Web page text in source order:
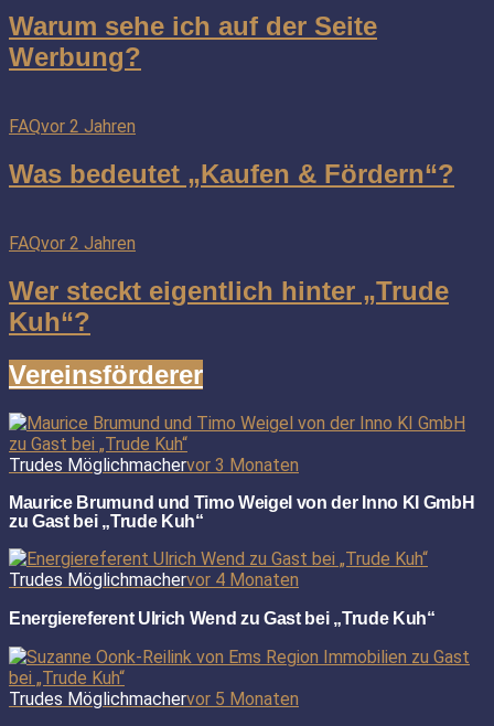
Warum sehe ich auf der Seite
Werbung?
FAQvor 2 Jahren
Was bedeutet „Kaufen & Fördern“?
FAQvor 2 Jahren
Wer steckt eigentlich hinter „Trude
Kuh“?
Vereinsförderer
Trudes Möglichmachervor 3 Monaten
Maurice Brumund und Timo Weigel von der Inno KI GmbH
zu Gast bei „Trude Kuh“
Trudes Möglichmachervor 4 Monaten
Energiereferent Ulrich Wend zu Gast bei „Trude Kuh“
Trudes Möglichmachervor 5 Monaten